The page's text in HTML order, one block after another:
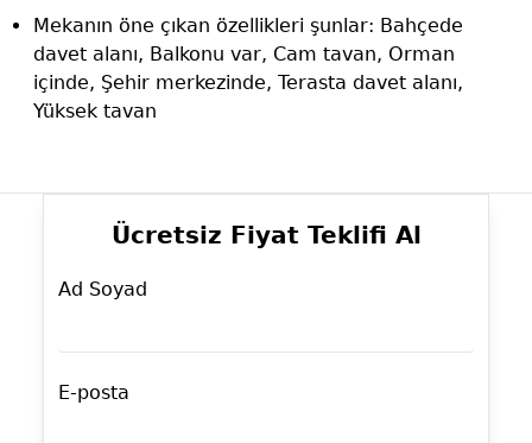
Mekanın öne çıkan özellikleri şunlar: Bahçede
davet alanı, Balkonu var, Cam tavan, Orman
içinde, Şehir merkezinde, Terasta davet alanı,
Yüksek tavan
Ücretsiz Fiyat Teklifi Al
Ad Soyad
E-posta